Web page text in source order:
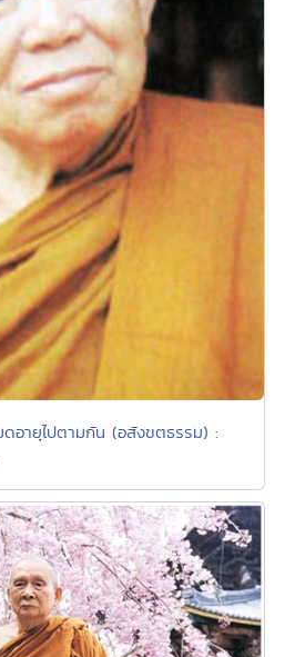
ดอายุไปตามกัน (อสังขตธรรม) :